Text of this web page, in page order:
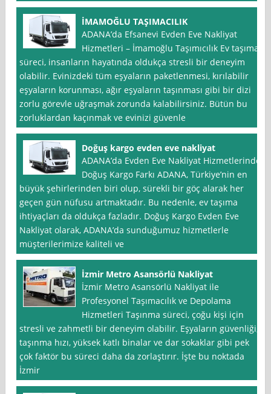
İMAMOĞLU TAŞIMACILIK
ADANA’da Efsanevi Evden Eve Nakliyat
Hizmetleri – İmamoğlu Taşımıcılık Ev taşıma
süreci, insanların hayatında oldukça stresli bir deneyim
olabilir. Evinizdeki tüm eşyaların paketlenmesi, kırılabilir
eşyaların korunması, ağır eşyaların taşınması gibi bir dizi
zorlu görevle uğraşmak zorunda kalabilirsiniz. Bütün bu
zorluklardan kaçınmak ve evinizi güvenle
Doğuş kargo evden eve nakliyat
ADANA’da Evden Eve Nakliyat Hizmetlerinde
Doğuş Kargo Farkı ADANA, Türkiye’nin en
büyük şehirlerinden biri olup, sürekli bir göç alarak her
geçen gün nüfusu artmaktadır. Bu nedenle, ev taşıma
ihtiyaçları da oldukça fazladır. Doğuş Kargo Evden Eve
Nakliyat olarak, ADANA’da sunduğumuz hizmetlerle
müşterilerimize kaliteli ve
İzmir Metro Asansörlü Nakliyat
İzmir Metro Asansörlü Nakliyat ile
Profesyonel Taşımacılık ve Depolama
Hizmetleri Taşınma süreci, çoğu kişi için
stresli ve zahmetli bir deneyim olabilir. Eşyaların güvenliği,
taşınma hızı, yüksek katlı binalar ve dar sokaklar gibi pek
çok faktör bu süreci daha da zorlaştırır. İşte bu noktada
İzmir